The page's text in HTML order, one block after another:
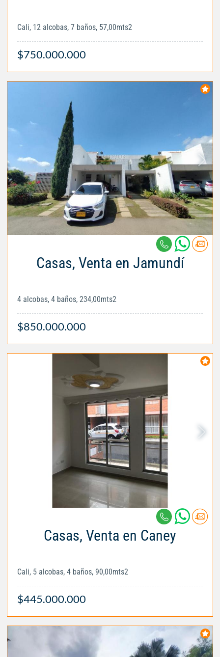
Cali, 12 alcobas, 7 baños, 57,00mts2
$750.000.000
Casas, Venta en Jamundí
4 alcobas, 4 baños, 234,00mts2
$850.000.000
Casas, Venta en Caney
Cali, 5 alcobas, 4 baños, 90,00mts2
$445.000.000